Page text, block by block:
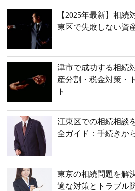
【2025年最新】相
東区で失敗しない資
津市で成功する相続
産分割・税金対策・
ト
江東区での相続相談
全ガイド：手続きか
東京の相続問題を解
適な対策とトラブル